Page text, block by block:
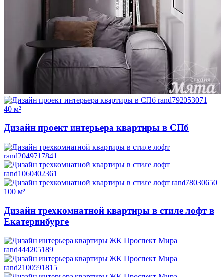
40 м²
Дизайн проект интерьера квартиры в СПб
100 м²
Дизайн трехкомнатной квартиры в стиле лофт в
Екатеринбурге